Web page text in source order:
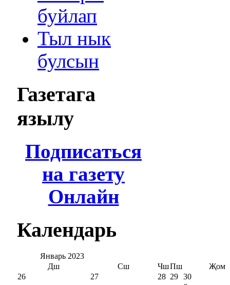
буйлап
Тыл нык
булсын
Газетага
язылу
Подписаться
на газету
Онлайн
Календарь
Январь 2023
Дш
Сш ЧшПш
Җом
26
27 28 29 30